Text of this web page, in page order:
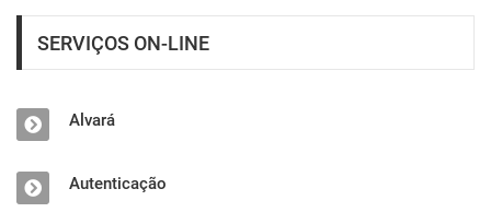
SERVIÇOS ON-LINE
Alvará
Autenticação